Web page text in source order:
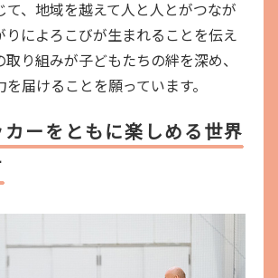
て、地域を越えて人と人とがつなが
りによろこびが生まれることを伝え
取り組みが子どもたちの絆を深め、
届けることを願っています。
ーをともに楽しめる世界